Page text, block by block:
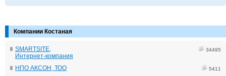
Компании Костаная
SMARTSITE,
Интернет-компания
34495
НПО АКСОН, ТОО 5411